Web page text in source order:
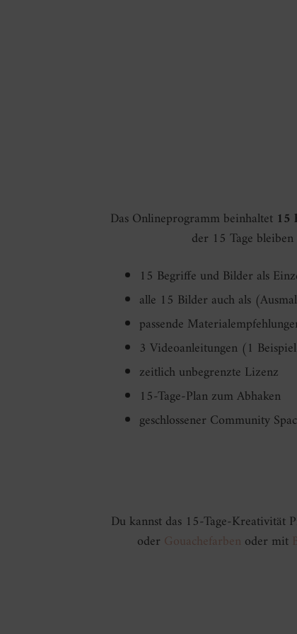
Das Onlineprogramm beinhaltet 15
der 15 Tage
15 Begriffe und Bilder als
alle 15 Bilder auch als
passende
3 Videoanleitungen (1
zeitlich unbegrenzte Lizenz
15-Tage-Plan zum Abhaken
geschlossener Community
Du kannst das 15-Tage-Kreativität
oder Gouachefarben oder mit